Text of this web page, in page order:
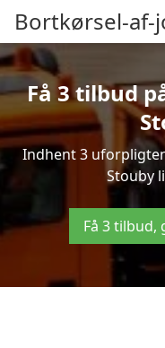
Bortkørsel-af-
Få 3 tilbud
Indhent 3
Stouby
Få 3